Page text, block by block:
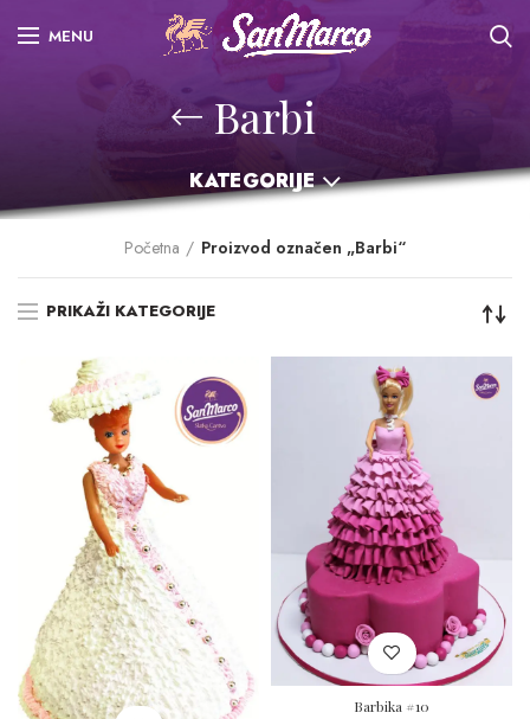
MENU
Barbi
KATEGORIJE
Početna Proizvod označen „Barbi“
PRIKAŽI KATEGORIJE
Barbika #10